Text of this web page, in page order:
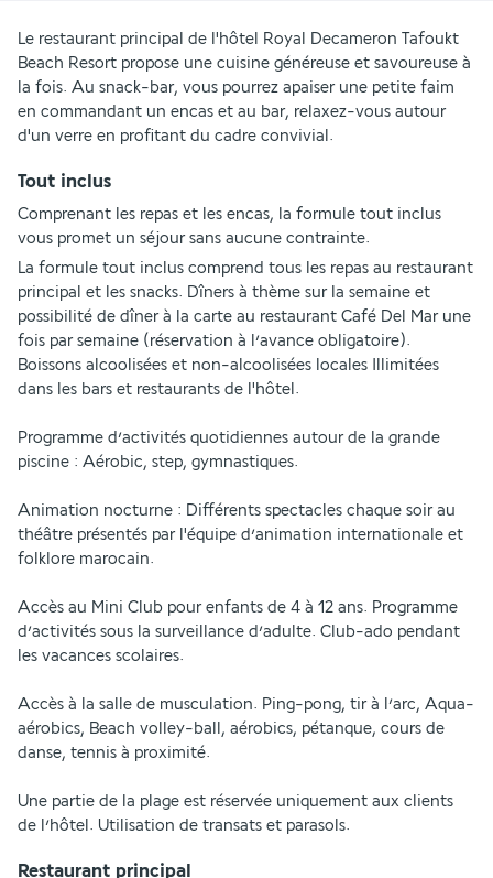
Le restaurant principal de l'hôtel Royal Decameron Tafoukt
Beach Resort propose une cuisine généreuse et savoureuse à
la fois. Au snack-bar, vous pourrez apaiser une petite faim
en commandant un encas et au bar, relaxez-vous autour
d'un verre en profitant du cadre convivial.
Tout inclus
Comprenant les repas et les encas, la formule tout inclus
vous promet un séjour sans aucune contrainte.
La formule tout inclus comprend tous les repas au restaurant
principal et les snacks. Dîners à thème sur la semaine et
possibilité de dîner à la carte au restaurant Café Del Mar une
fois par semaine (réservation à l’avance obligatoire).
Boissons alcoolisées et non-alcoolisées locales Illimitées
dans les bars et restaurants de l'hôtel.
Programme d’activités quotidiennes autour de la grande
piscine : Aérobic, step, gymnastiques.
Animation nocturne : Différents spectacles chaque soir au
théâtre présentés par l'équipe d’animation internationale et
folklore marocain.
Accès au Mini Club pour enfants de 4 à 12 ans. Programme
d’activités sous la surveillance d’adulte. Club-ado pendant
les vacances scolaires.
Accès à la salle de musculation. Ping-pong, tir à l’arc, Aqua-
aérobics, Beach volley-ball, aérobics, pétanque, cours de
danse, tennis à proximité.
Une partie de la plage est réservée uniquement aux clients
de l’hôtel. Utilisation de transats et parasols.
Restaurant principal